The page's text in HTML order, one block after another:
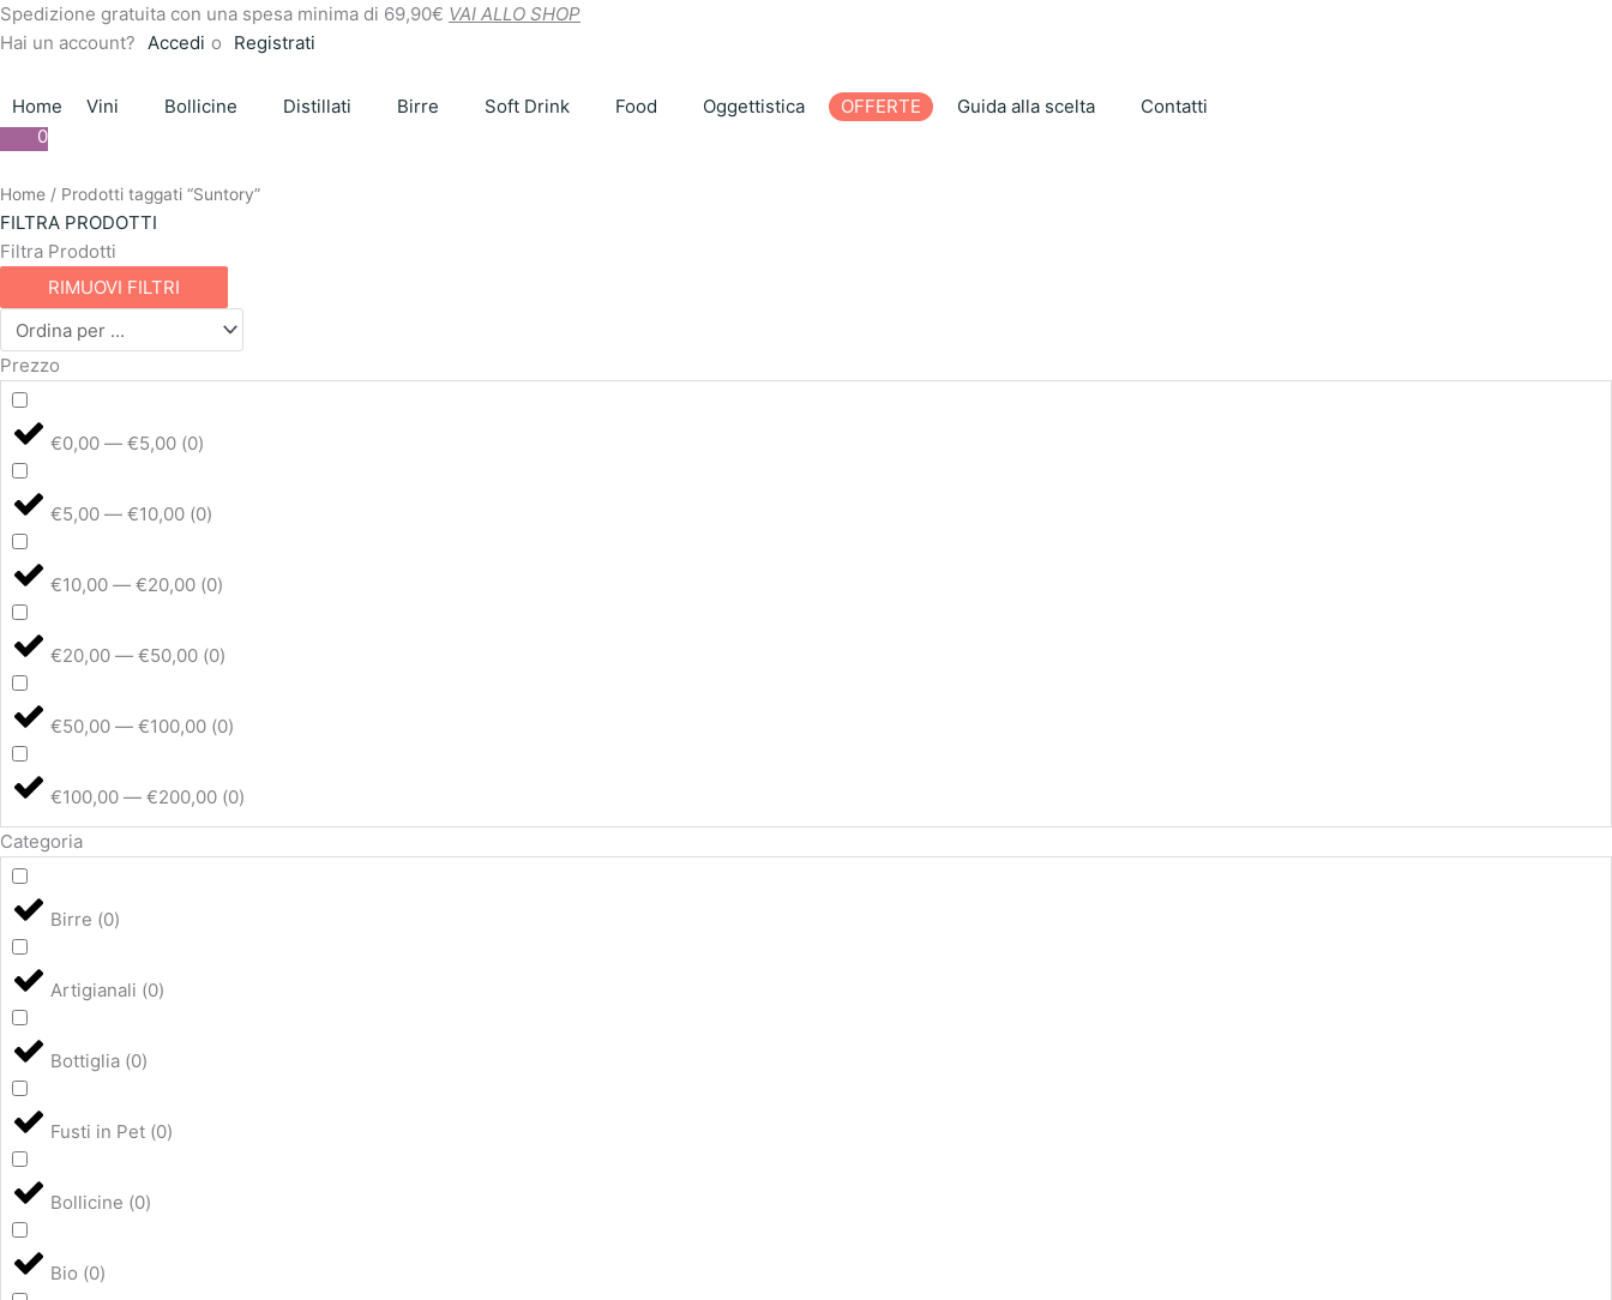
Vai
al
Spedizione gratuita con una spesa minima di 69,90€ VAI ALLO SHOP
Hai un account? Accedi o Registrati
Home Vini Bollicine Distillati Birre Soft Drink Food Oggettistica OFFERTE Guida alla scelta
Contatti
0
Home / Prodotti taggati “Suntory”
FILTRA PRODOTTI
Filtra Prodotti
RIMUOVI FILTRI
Prezzo
€0,00 — €5,00 (0)
€5,00 — €10,00 (0)
€10,00 — €20,00 (0)
€20,00 — €50,00 (0)
€50,00 — €100,00 (0)
€100,00 — €200,00 (0)
Categoria
Birre (0)
Artigianali (0)
Bottiglia (0)
Fusti in Pet (0)
Bollicine (0)
Bio (0)
Questo
prodotto
più
varianti.
scelte
pagina
Questo
prodotto
più
varianti.
scelte
pagina
Questo
prodotto
più
varianti.
scelte
pagina
Questo
prodotto
più
varianti.
scelte
pagina
Questo
prodotto
più
varianti.
scelte
pagina